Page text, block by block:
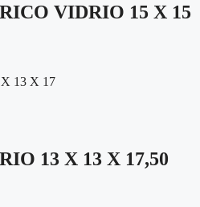
VIDRIO 15 X 15
13 X 13 X 17,50